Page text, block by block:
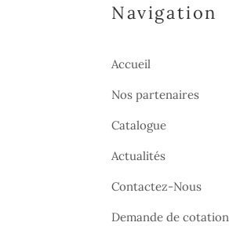
Navigation
Accueil
Nos partenaires
Catalogue
Actualités
Contactez-Nous
Demande de cotation